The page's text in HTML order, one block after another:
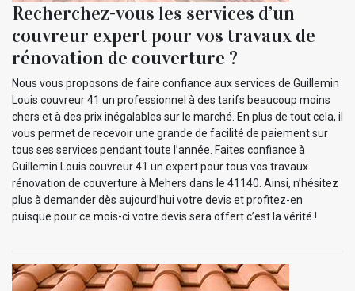
Recherchez-vous les services d’un
couvreur expert pour vos travaux de
rénovation de couverture ?
Nous vous proposons de faire confiance aux services de Guillemin
Louis couvreur 41 un professionnel à des tarifs beaucoup moins
chers et à des prix inégalables sur le marché. En plus de tout cela, il
vous permet de recevoir une grande de facilité de paiement sur
tous ses services pendant toute l’année. Faites confiance à
Guillemin Louis couvreur 41 un expert pour tous vos travaux
rénovation de couverture à Mehers dans le 41140. Ainsi, n’hésitez
plus à demander dès aujourd’hui votre devis et profitez-en
puisque pour ce mois-ci votre devis sera offert c’est la vérité !